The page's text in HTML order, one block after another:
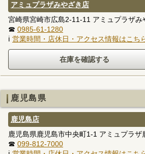
アミュプラザみやざき店
宮崎県宮崎市広島2-11-11 アミュプラザみ
☎ 0985-61-1280
ℹ 営業時間・店休日・アクセス情報はこち
鹿児島県
鹿児島店
鹿児島県鹿児島市中央町1-1 アミュプラザ
☎ 099-812-7000